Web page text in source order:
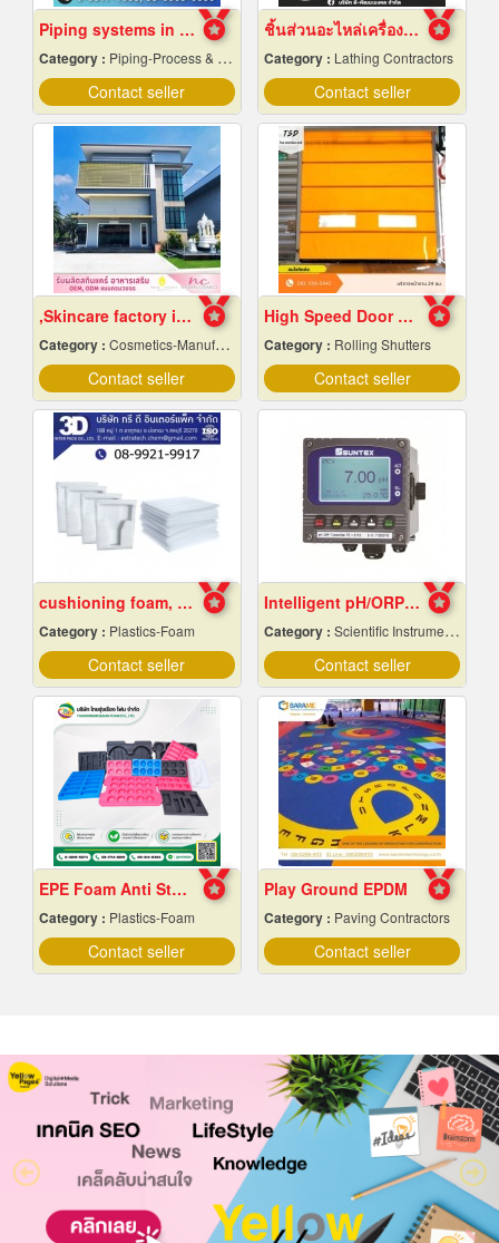
Piping systems in industrial plants
Category : Piping-Process & Industrial
Contact seller
ชิ้นส่วนอะไหล่เครื่องจักรกล
Category : Lathing Contractors
Contact seller
,Skincare factory in Nakhon Pathom
Category : Cosmetics-Manufacturers Service
Contact seller
High Speed ​​Door Samut Prakan
Category : Rolling Shutters
Contact seller
cushioning foam, foam rolls, Chonburi
Category : Plastics-Foam
Contact seller
Intelligent pH/ORP Transmitter PC-3110 Series
Category : Scientific Instruments
Contact seller
EPE Foam Anti Static
Category : Plastics-Foam
Contact seller
Play Ground EPDM
Category : Paving Contractors
Contact seller